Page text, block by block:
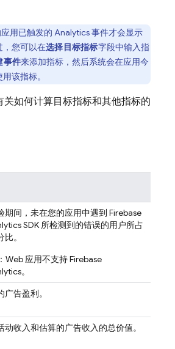
应用已触发的 Analytics 事件才会显示
，您可以在选择目标指标字段中输入指
事件来添加指标，然后系统会在应用今
该指标。
关如何计算目标指标和其他指标的
期间，未在您的应用中遇到 Firebase
SDK 所检测到的错误的用户所占
。
：Web 应用不支持Firebase
。
广告盈利。
动收入和估算的广告收入的总价值。